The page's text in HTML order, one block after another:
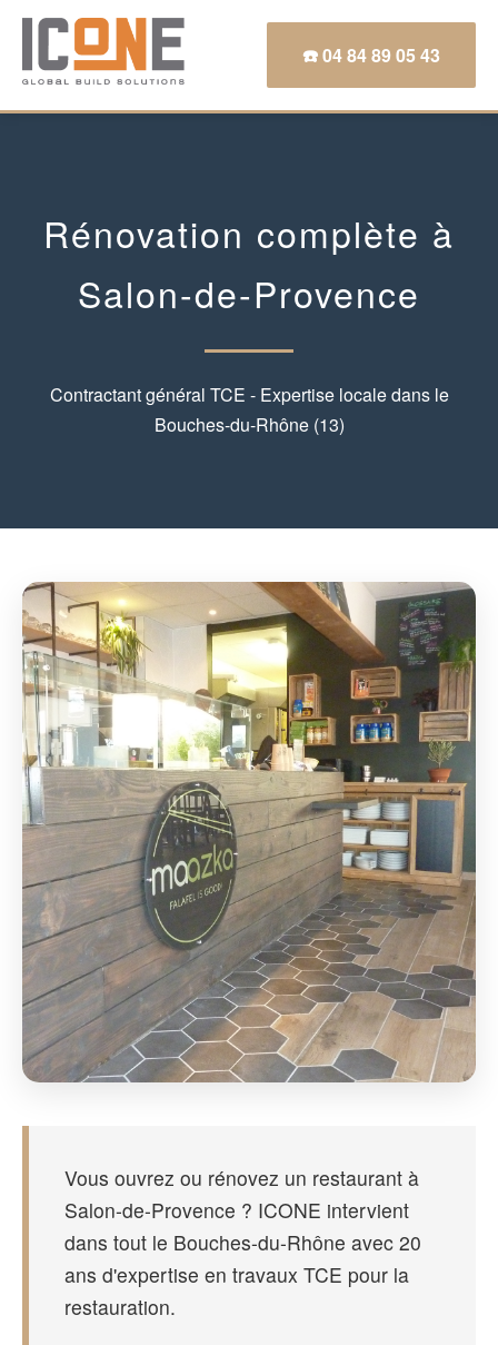
☎️ 04 84 89 05 43
Rénovation complète à
Salon-de-Provence
Contractant général TCE - Expertise locale dans le
Bouches-du-Rhône (13)
Vous ouvrez ou rénovez un restaurant à
Salon-de-Provence ? ICONE intervient
dans tout le Bouches-du-Rhône avec 20
ans d'expertise en travaux TCE pour la
restauration.